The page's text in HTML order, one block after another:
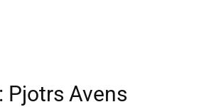
Pjotrs Avens